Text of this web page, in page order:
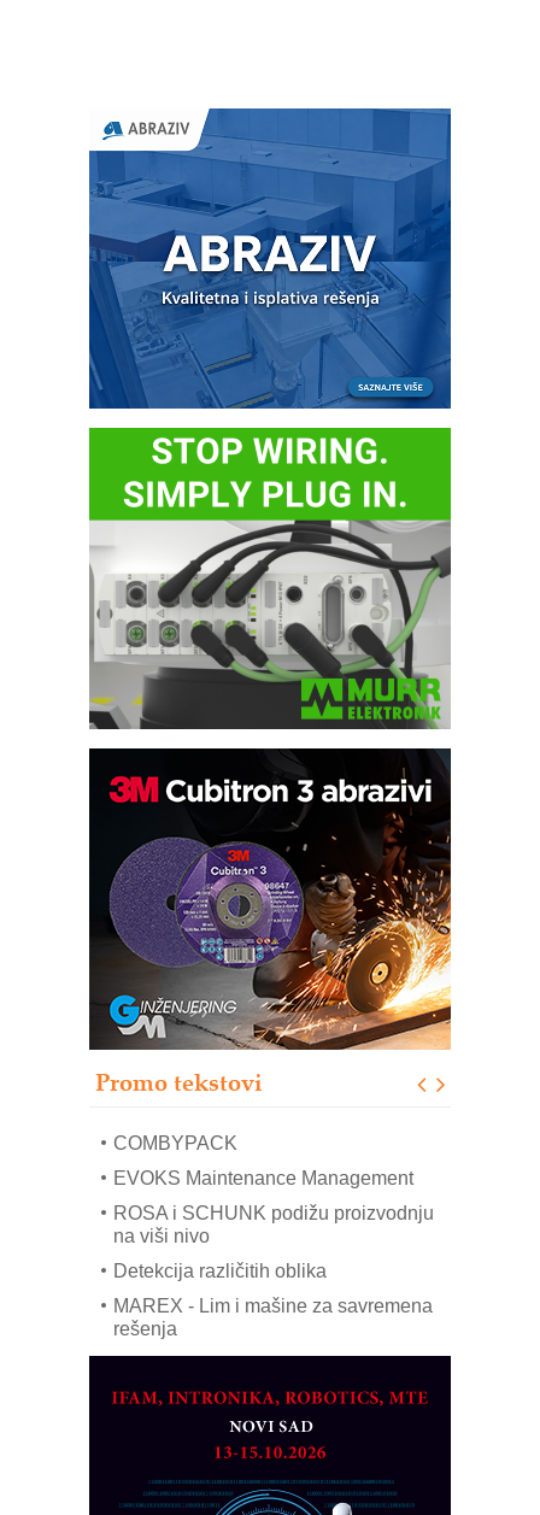
Promo tekstovi
Bezbednost na prvom mestu!
IB BLUMENAUER - više od 40 godina
poverenja u industriji
RMQ-TITAN ADVANCED INDICATOR
– Pametna signalizacija za efikasnije
upravljanje mašinama
Sigurnije ispitivanje transformatora u
solarnim elektranama i vetroparkovima
Pranje točkova na gradilištu- standard
modernog i odgovornog građenja
mrežnog pretvarača sa tečnim
COMBYPACK
EVOKS Maintenance Management
ROSA i SCHUNK podižu proizvodnju
na viši nivo
Detekcija različitih oblika
MAREX - Lim i mašine za savremena
rešenja
partner
CTO - Prilagodite svoju toplinsku
Razvoj asortimanskog pravca MINI-
PLC AKYTEC